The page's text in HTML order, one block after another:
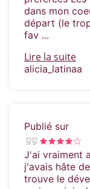
dans mon
départ (le
fav ...
Lire la suite
alicia_latinaa
Publié sur
J'ai vraiment
j'avais hâte
trouve le